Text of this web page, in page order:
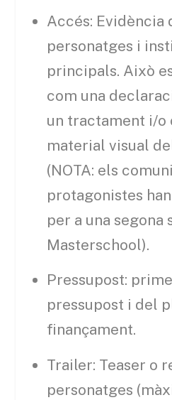
Accés: Evidència
personatges i
principals. Això
com una
un tractament i/o
material visual
(NOTA: els
protagonistes
per a una segona
Masterschool).
Pressupost:
pressupost i del
finançament.
Trailer: Teaser o
personatges